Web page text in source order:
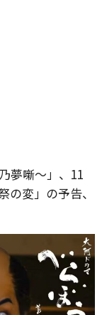
夢噺〜」、11
変」の予告、